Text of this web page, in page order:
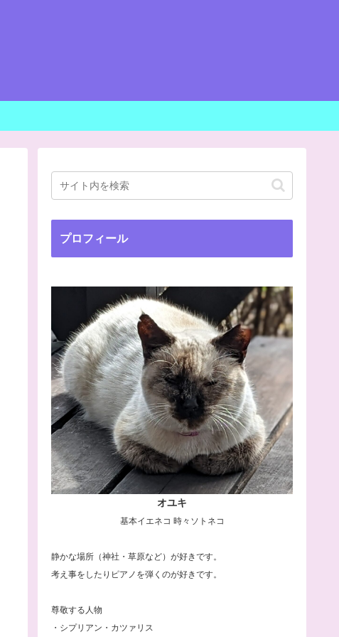
プロフィール
オユキ
基本イエネコ 時々ソトネコ
静かな場所（神社・草原など）が好きです。
考え事をしたりピアノを弾くのが好きです。
尊敬する人物
・シプリアン・カツァリス